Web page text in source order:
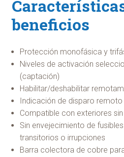
beneficios
Protección monofásica y
Niveles de activación
(captación)
Habilitar/deshabilitar
Indicación de disparo remoto
Compatible con exteriores
Sin envejecimiento de
transitorios o irrupciones
Barra colectora de cobre